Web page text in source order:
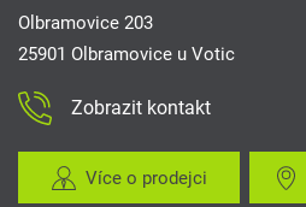
Olbramovice 203
25901 Olbramovice u Votic
Zobrazit kontakt
Více o prodejci